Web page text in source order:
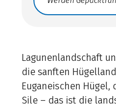
Translate:
Lagunenlandschaft
die sanften
Euganeischen
Sile – das ist die